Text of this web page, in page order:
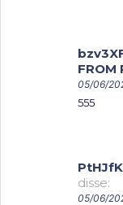
FROM
05/06/
555
disse:
05/06/